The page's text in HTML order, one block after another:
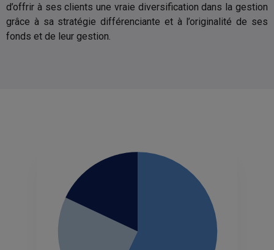
d’offrir à ses clients une vraie diversification dans la gestion
grâce à sa stratégie différenciante et à l’originalité de ses
fonds et de leur gestion.
Dôm Finance fournit uniquement
Par conséquent, les informations
contenues dans ce site ne
constituent ni une offre de
souscription, ni un conseil